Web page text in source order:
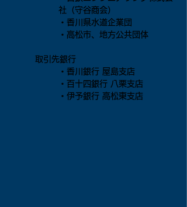
社（守谷商会）
・香川県水道企業団
・高松市、地方公共団体
取引先銀行
・香川銀行 屋島支店
・百十四銀行 八栗支店
・伊予銀行 高松東支店